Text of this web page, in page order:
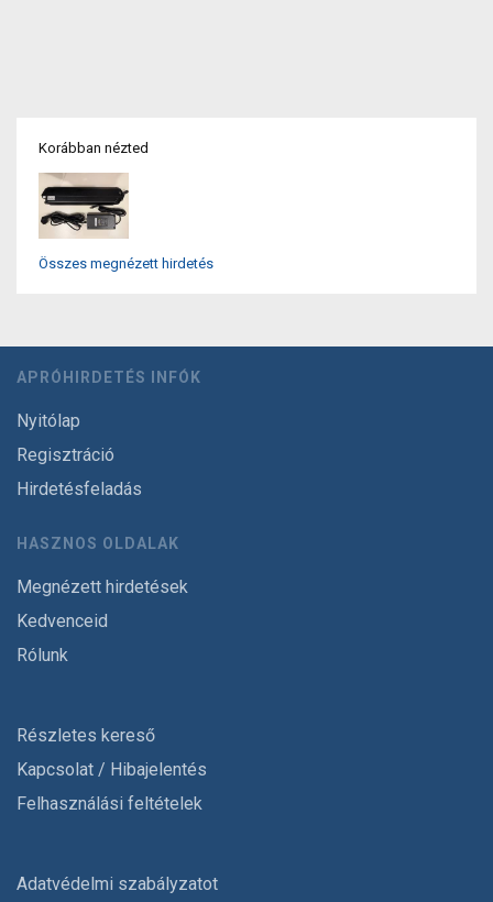
Korábban nézted
Összes megnézett hirdetés
APRÓHIRDETÉS INFÓK
Nyitólap
Regisztráció
Hirdetésfeladás
HASZNOS OLDALAK
Megnézett hirdetések
Kedvenceid
Rólunk
Részletes kereső
Kapcsolat / Hibajelentés
Felhasználási feltételek
Adatvédelmi szabályzatot